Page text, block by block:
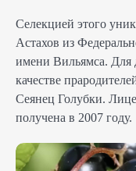
Селекцией этого
Астахов из
имени Вильямса. Для
качестве
Сеянец Голубки.
получена в 2007 году.